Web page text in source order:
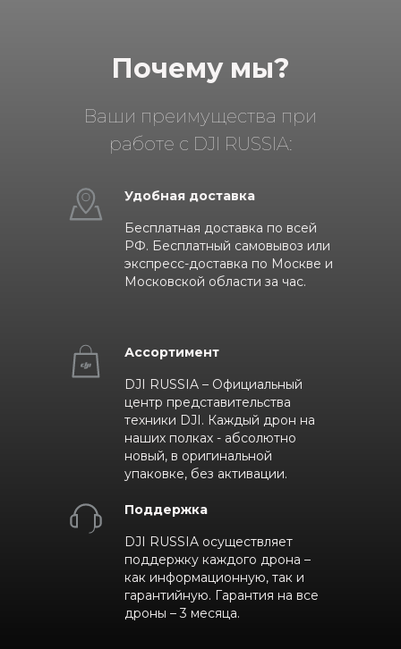
Почему мы?
Ваши преимущества при
работе с DJI RUSSIA:
Удобная доставка
Бесплатная доставка по всей
РФ. Бесплатный самовывоз или
экспресс-доставка по Москве и
Московской области за час.
Ассортимент
DJI RUSSIA – Официальный
центр представительства
техники DJI. Каждый дрон на
наших полках - абсолютно
новый, в оригинальной
упаковке, без активации.
Поддержка
DJI RUSSIA осуществляет
поддержку каждого дрона –
как информационную, так и
гарантийную. Гарантия на все
дроны – 3 месяца.